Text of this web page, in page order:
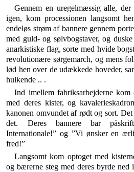
Gennem en uregelmæssig alle,
igen, kom processionen langsomt
endeløs strøm af bannere gennem
med guld- og sølvbogstaver, og
anarkistiske flag, sorte med hvide
revo­lutionære sørgemarch, og mens
lød hen over de udækkede hoveder,
hulkende .. .
Ind imellem fabriksarbejderne kom
med deres kister, og
kanonen omvundet af rødt og sort.
det. Deres bannere bar
Internationale!” og ”Vi ønsker en
fred!”
Langsomt kom optoget med
og bærerne steg med deres byrde